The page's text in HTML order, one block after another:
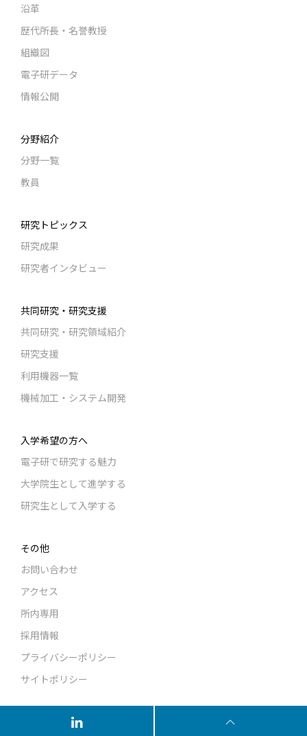
沿革
歴代所長・名誉教授
組織図
電子研データ
情報公開
分野紹介
分野一覧
教員
研究トピックス
研究成果
研究者インタビュー
共同研究・研究支援
共同研究・研究領域紹介
研究支援
利用機器一覧
機械加工・システム開発
入学希望の方へ
電子研で研究する魅力
大学院生として進学する
研究生として入学する
その他
お問い合わせ
アクセス
所内専用
採用情報
プライバシーポリシー
サイトポリシー